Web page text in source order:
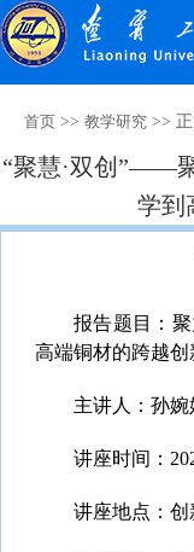
首页 >> 教学研究 >>
“聚慧·双创”——
学到
报告题目：
高端铜材的跨越创
主讲人：孙婉
讲座时间：
讲座地点：